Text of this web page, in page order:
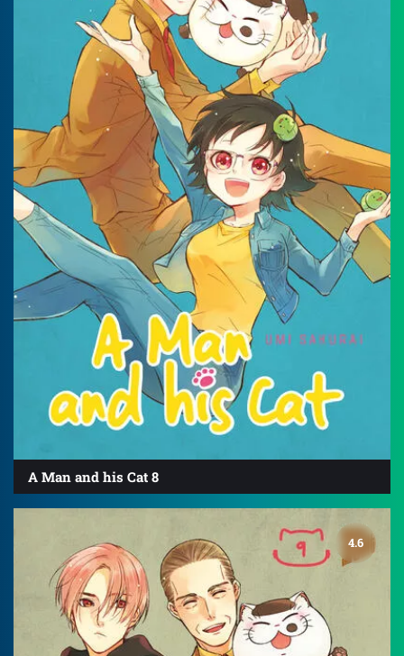
A Man and his Cat 8
4.6